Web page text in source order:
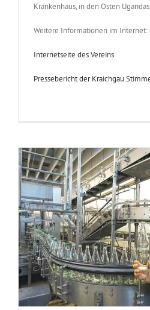
Krankenhaus, in den Osten Ugandas.
Weitere Informationen im Internet:
Internetseite des Vereins
Pressebericht der Kraichgau